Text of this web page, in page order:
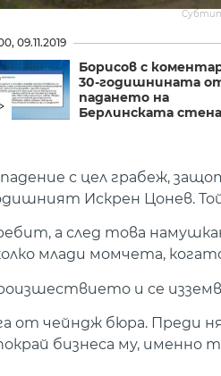
09.11.2019
Борисов с
30-годишнината
падането на
Берлинската стена
с цел грабеж,
Искрен Цонев.
а след това
млади момчета,
и се
от чейндж бюра. Преди
бизнеса му,